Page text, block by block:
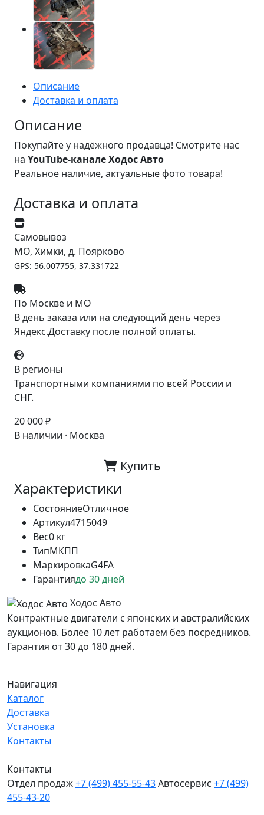
Описание
Доставка и оплата
Описание
Покупайте у надёжного продавца! Смотрите нас
на YouTube-канале Ходос Авто
Реальное наличие, актуальные фото товара!
Доставка и оплата
Самовывоз
МО, Химки, д. Поярково
GPS: 56.007755, 37.331722
По Москве и МО
В день заказа или на следующий день через
Яндекс.Доставку после полной оплаты.
В регионы
Транспортными компаниями по всей России и
СНГ.
20 000 ₽
В наличии · Москва
Купить
Характеристики
СостояниеОтличное
Артикул4715049
Вес0 кг
ТипМКПП
МаркировкаG4FA
Гарантиядо 30 дней
Ходос Авто
Контрактные двигатели с японских и австралийских
аукционов. Более 10 лет работаем без посредников.
Гарантия от 30 до 180 дней.
Навигация
Каталог
Доставка
Установка
Контакты
Контакты
Отдел продаж+7 (499) 455-55-43Автосервис +7 (499)
455-43-20